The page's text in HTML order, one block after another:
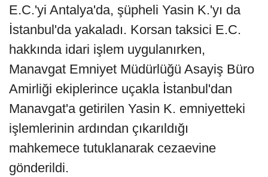
E.C.'yi Antalya'da, şüpheli Yasin K.'yı da
İstanbul'da yakaladı. Korsan taksici E.C.
hakkında idari işlem uygulanırken,
Manavgat Emniyet Müdürlüğü Asayiş Büro
Amirliği ekiplerince uçakla İstanbul'dan
Manavgat'a getirilen Yasin K. emniyetteki
işlemlerinin ardından çıkarıldığı
mahkemece tutuklanarak cezaevine
gönderildi.